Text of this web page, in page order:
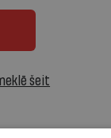
šeit